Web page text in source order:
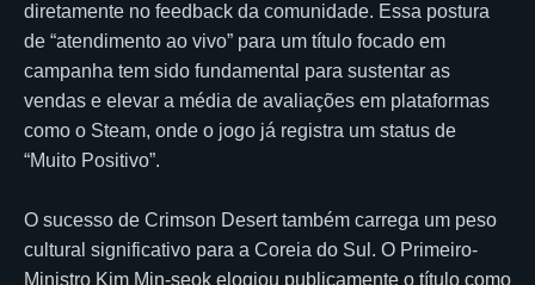
diretamente no feedback da comunidade. Essa postura
de “atendimento ao vivo” para um título focado em
campanha tem sido fundamental para sustentar as
vendas e elevar a média de avaliações em plataformas
como o Steam, onde o jogo já registra um status de
“Muito Positivo”.
O sucesso de Crimson Desert também carrega um peso
cultural significativo para a Coreia do Sul. O Primeiro-
Ministro Kim Min-seok elogiou publicamente o título como